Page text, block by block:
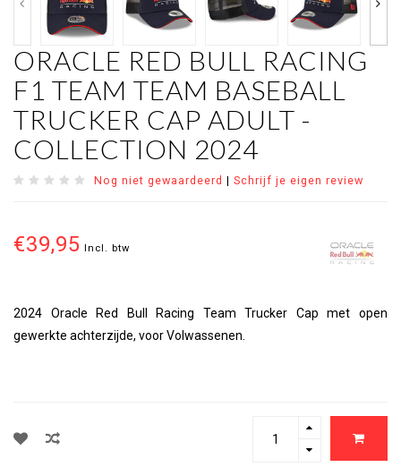
ORACLE RED BULL RACING
F1 TEAM TEAM BASEBALL
TRUCKER CAP ADULT -
COLLECTION 2024
Nog niet gewaardeerd | Schrijf je eigen review
€39,95 Incl. btw
2024 Oracle Red Bull Racing Team Trucker Cap met open
gewerkte achterzijde, voor Volwassenen.